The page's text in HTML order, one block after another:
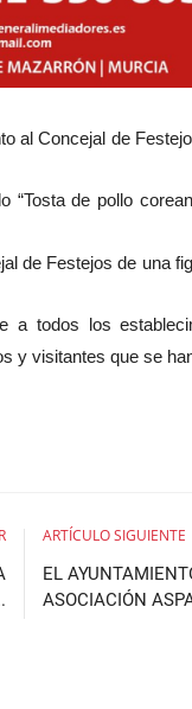
al Concejal de
de pollo
de Festejos de una
a todos los
y visitantes que se
ARTÍCULO SIGUIENTE
EL
ASOCIACIÓN